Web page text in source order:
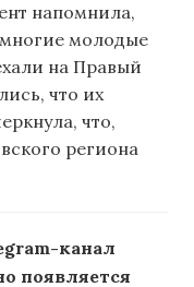
напомнила,
молодые
на Правый
что их
что,
региона
канал
появляется